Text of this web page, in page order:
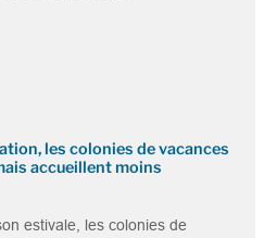
les colonies de vacances
accueillent moins
estivale, les colonies de